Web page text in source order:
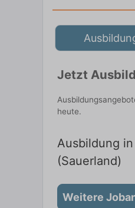
Jetzt
heute.
Ausbildung
(Sauerland)
Weitere